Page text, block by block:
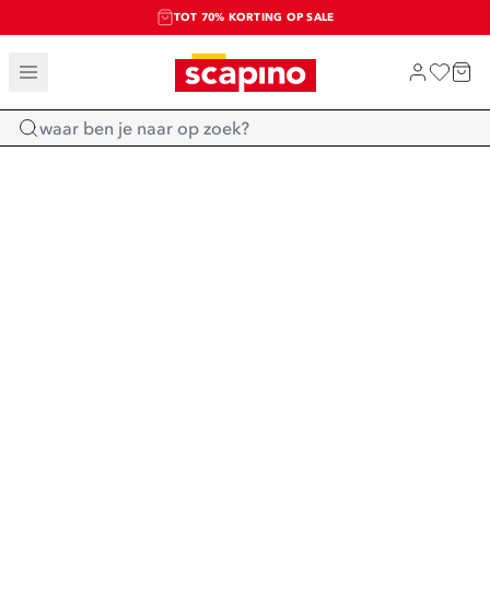
TOT 70% KORTING OP SALE
SALE: LAATSTE KANS!
SHOP NIEUW
Home